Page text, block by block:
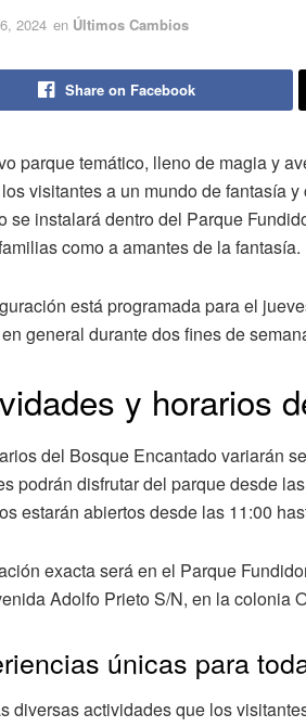
2024 en Últimos Cambios
Share on Facebook
parque temático, lleno de magia y
visitantes a un mundo de fantasía
se instalará dentro del Parque
como a amantes de la fantasía.
está programada para el
general durante dos fines de
y horarios
del Bosque Encantado variarán
podrán disfrutar del parque desde
estarán abiertos desde las 11:00
exacta será en el Parque
Adolfo Prieto S/N, en la colonia
únicas para
diversas actividades que los